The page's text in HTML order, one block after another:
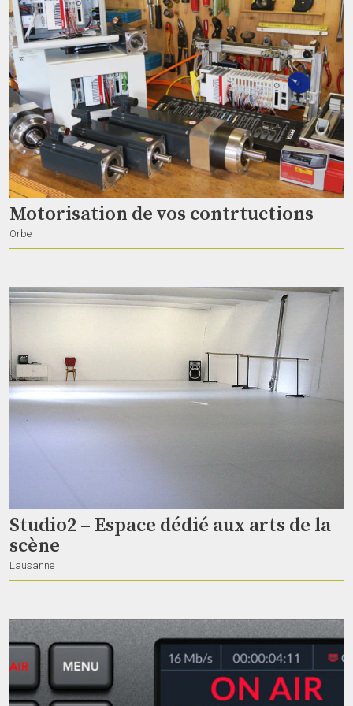
Multicore 30m – 16in/8out
lud.monnard@gmail.com
Gland
lud.monnard@gmail.com
Pioneer-cdj-2000
ArtSpace
Genf
Motorisation de vos contrtuctions
Orbe
Studio2 – Espace dédié aux arts de la
scène
Lausanne